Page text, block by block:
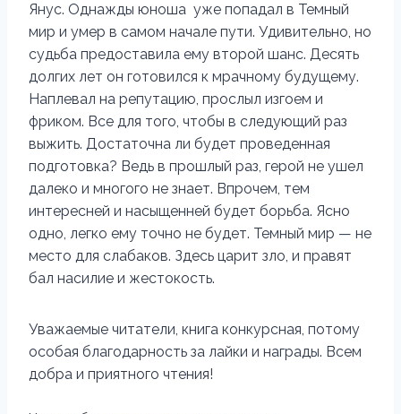
Янус. Однажды юноша уже попадал в Темный
мир и умер в самом начале пути. Удивительно, но
судьба предоставила ему второй шанс. Десять
долгих лет он готовился к мрачному будущему.
Наплевал на репутацию, прослыл изгоем и
фриком. Все для того, чтобы в следующий раз
выжить. Достаточна ли будет проведенная
подготовка? Ведь в прошлый раз, герой не ушел
далеко и многого не знает. Впрочем, тем
интересней и насыщенней будет борьба. Ясно
одно, легко ему точно не будет. Темный мир — не
место для слабаков. Здесь царит зло, и правят
бал насилие и жестокость.
Уважаемые читатели, книга конкурсная, потому
особая благодарность за лайки и награды. Всем
добра и приятного чтения!